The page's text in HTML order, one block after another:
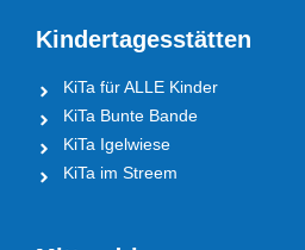
Kindertagesstätten
KiTa für ALLE Kinder
KiTa Bunte Bande
KiTa Igelwiese
KiTa im Streem